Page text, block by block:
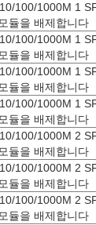
100/1000M 1
듈을 배제합니다
100/1000M 1
듈을 배제합니다
100/1000M 1
듈을 배제합니다
100/1000M 1
듈을 배제합니다
100/1000M 2
듈을 배제합니다
100/1000M 2
듈을 배제합니다
100/1000M 2
듈을 배제합니다